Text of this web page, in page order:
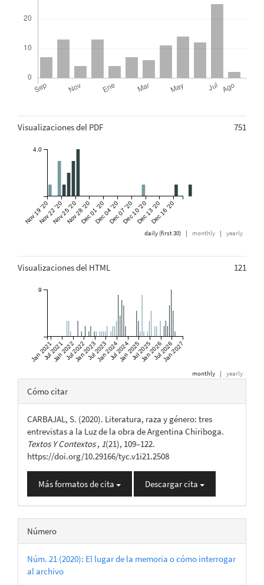
Visualizaciones del PDF 751
Nov 19 '20Nov 22 '20Nov 25 '20Nov 28 '20Dec 01 '20Dec 04 '20Dec 07 '20Dec 10 '20Dec 13 '20Dec 16 '20
4.0
daily (first 30) | monthly | yearly
Visualizaciones del HTML 121
Jan 2021Jul 2021
Jan 2022Jul 2022
Jan 2023Jul 2023
Jan 2024Jul 2024
Jan 2025Jul 2025
Jan 2026Jul 2026
Jan 2027
9
monthly | yearly
Detalles
del
artículo
Cómo citar
CARBAJAL, S. (2020). Literatura, raza y género: tres
entrevistas a la Luz de la obra de Argentina Chiriboga.
Textos Y Contextos, 1(21), 109–122.
https://doi.org/10.29166/tyc.v1i21.2508
Más formatos de cita Descargar cita
Número
Núm. 21 (2020): El lugar de la memoria o cómo interrogar
al archivo